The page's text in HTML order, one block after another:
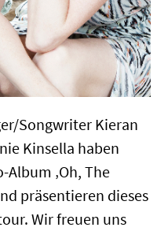
Songwriter Kieran
Kinsella haben
‚Oh, The
präsentieren dieses
Wir freuen uns